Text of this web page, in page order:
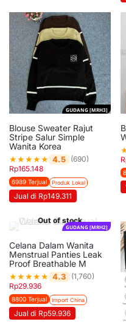
GUDANG [MRH3]
Blouse Sweater Rajut
Stripe Salur Simple
Wanita Korea
★★★★★ 4.5
(690)
Rp165.148
6989 Terjual Produk Lokal
Jual di Rp149.311
Out of stock
GUDANG [MRH2]
Celana Dalam Wanita
Menstrual Panties Leak
Proof Breathable M
★★★★★ 4.3
(1,760)
Rp29.936
8800 Terjual Import China
Jual di Rp59.936